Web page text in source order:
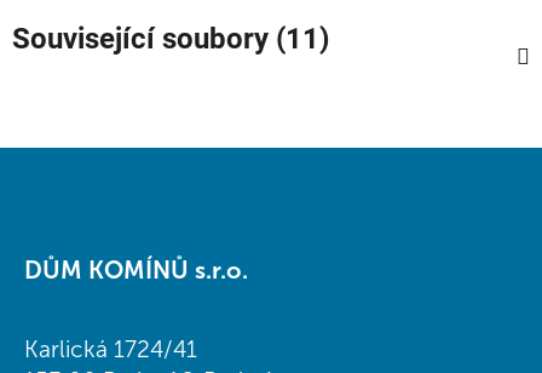
Související soubory (11)
DŮM KOMÍNŮ s.r.o.
Karlická 1724/41